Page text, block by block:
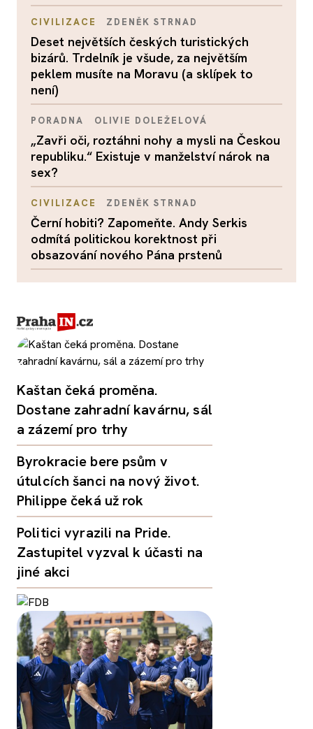
CIVILIZACE ZDENĚK STRNAD
Deset největších českých turistických
bizárů. Trdelník je všude, za největším
peklem musíte na Moravu (a sklípek to
není)
PORADNA OLIVIE DOLEŽELOVÁ
„Zavři oči, roztáhni nohy a mysli na Českou
republiku.“ Existuje v manželství nárok na
sex?
CIVILIZACE ZDENĚK STRNAD
Černí hobiti? Zapomeňte. Andy Serkis
odmítá politickou korektnost při
obsazování nového Pána prstenů
Kaštan čeká proměna.
Dostane zahradní kavárnu, sál
a zázemí pro trhy
Byrokracie bere psům v
útulcích šanci na nový život.
Philippe čeká už rok
Politici vyrazili na Pride.
Zastupitel vyzval k účasti na
jiné akci